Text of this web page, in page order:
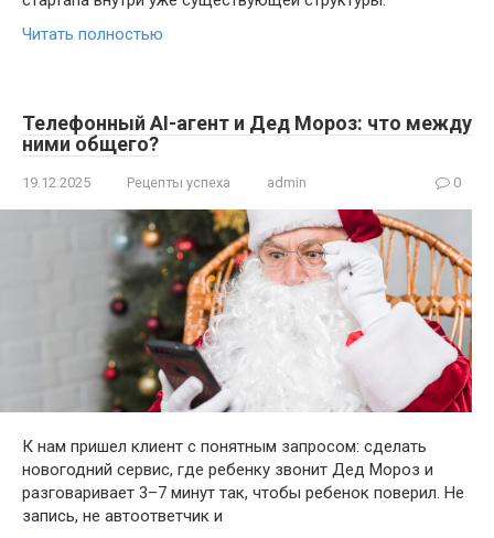
Читать полностью
Телефонный AI-агент и Дед Мороз: что между
ними общего?
19.12.2025 Рецепты успеха admin 0
К нам пришел клиент с понятным запросом: сделать
новогодний сервис, где ребенку звонит Дед Мороз и
разговаривает 3–7 минут так, чтобы ребенок поверил. Не
запись, не автоответчик и